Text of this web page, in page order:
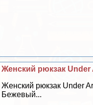
Женский рюкзак
Женский рюкзак Under
Бежевый...